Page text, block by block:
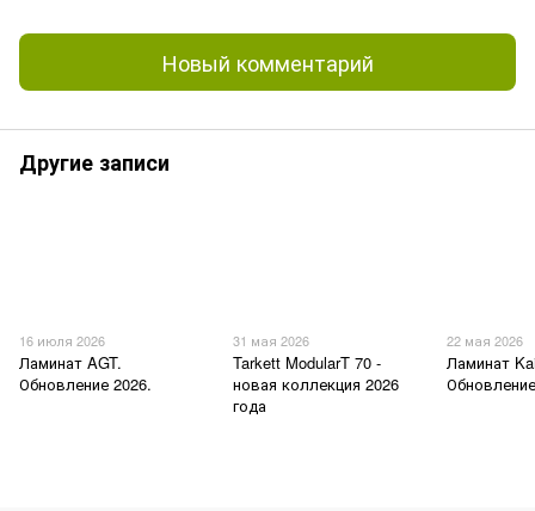
Новый комментарий
Другие записи
16 июля 2026
Ламинат AGT.
Обновление 2026.
31 мая 2026
Tarkett ModularT 70 -
новая коллекция 2026
года
22 мая 2026
Ламинат